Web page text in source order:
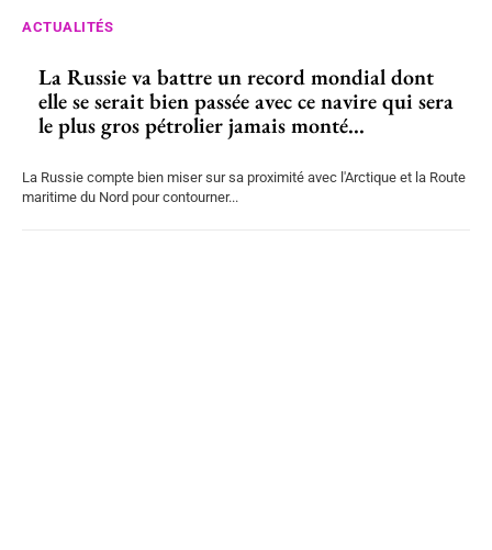
ACTUALITÉS
La Russie va battre un record mondial dont
elle se serait bien passée avec ce navire qui sera
le plus gros pétrolier jamais monté...
La Russie compte bien miser sur sa proximité avec l'Arctique et la Route
maritime du Nord pour contourner...